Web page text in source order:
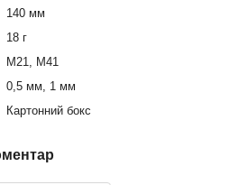
140 мм
18 г
M21, M41
0,5 мм, 1 мм
Картонний бокс